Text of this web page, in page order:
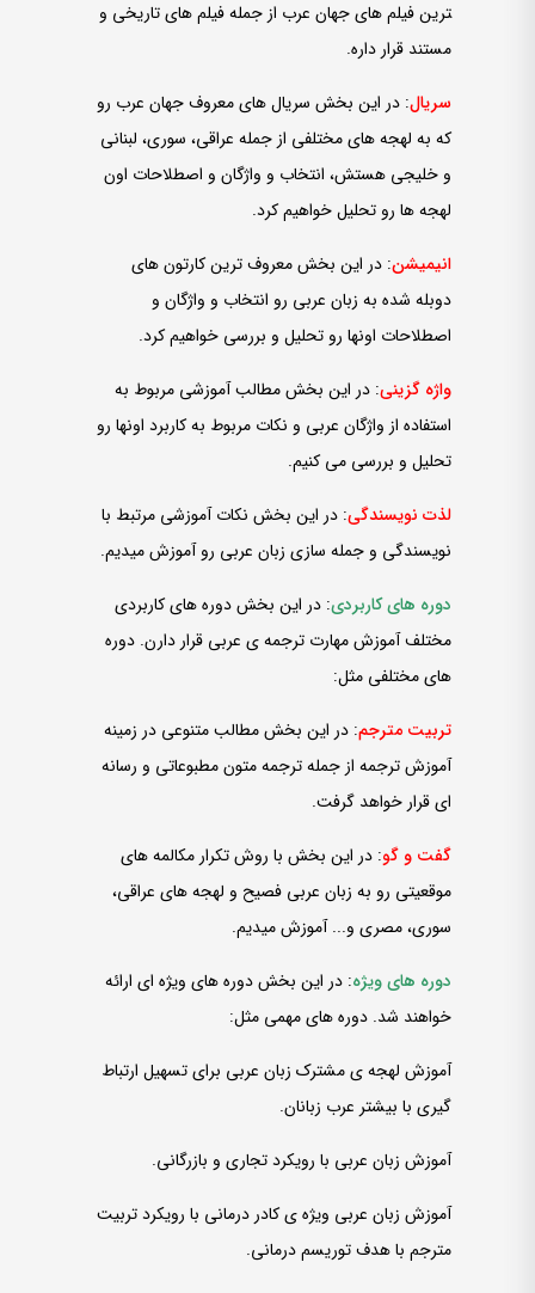
ترین فیلم ­های جهان عرب از جمله فیلم­ های تاریخی و
مستند قرار داره.
سریال: در این بخش سریال ­های معروف جهان عرب رو
که به لهجه­ های مختلفی از جمله عراقی، سوری، لبنانی
و خلیجی هستش، انتخاب و واژگان و اصطلاحات اون
لهجه­ ها رو تحلیل خواهیم کرد.
انیمیشن: در این بخش معروف ­ترین کارتون­ های
دوبله شده به زبان عربی رو انتخاب و واژگان و
اصطلاحات اونها رو تحلیل و بررسی خواهیم کرد.
واژه­ گزینی: در این بخش مطالب آموزشی مربوط به
استفاده از واژگان عربی و نکات مربوط به کاربرد اونها رو
تحلیل و بررسی می­ کنیم.
لذت نویسندگی: در این بخش نکات آموزشی مرتبط با
نویسندگی و جمله­ سازی زبان عربی رو آموزش می­دیم.
دوره­ های کاربردی: در این بخش دوره­ های کاربردی
مختلف آموزش مهارت ترجمه ی عربی قرار دارن. دوره
­های مختلفی مثل:
تربیت مترجم: در این بخش مطالب متنوعی در زمینه
آموزش ترجمه از جمله ترجمه متون مطبوعاتی و رسانه
ای قرار خواهد گرفت.
گفت­ و گو: در این بخش با روش تکرار مکالمه ­های
موقعیتی رو به زبان عربی فصیح و لهجه­ های عراقی،
سوری، مصری و... آموزش می­دیم.
دوره­ های ویژه: در این بخش دوره­ های ویژه ای ارائه
خواهند شد. دوره ­های مهمی مثل:
آموزش لهجه ی مشترک زبان عربی برای تسهیل ارتباط
گیری با بیشتر عرب زبانان.
آموزش زبان عربی با رویکرد تجاری و بازرگانی.
آموزش زبان عربی ویژه ی کادر درمانی با رویکرد تربیت
مترجم با هدف توریسم درمانی.